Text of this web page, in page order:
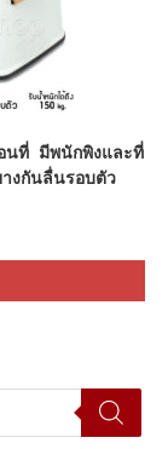
นที่ มีพนักพิงและที่
งกันลื่นรอบตัว